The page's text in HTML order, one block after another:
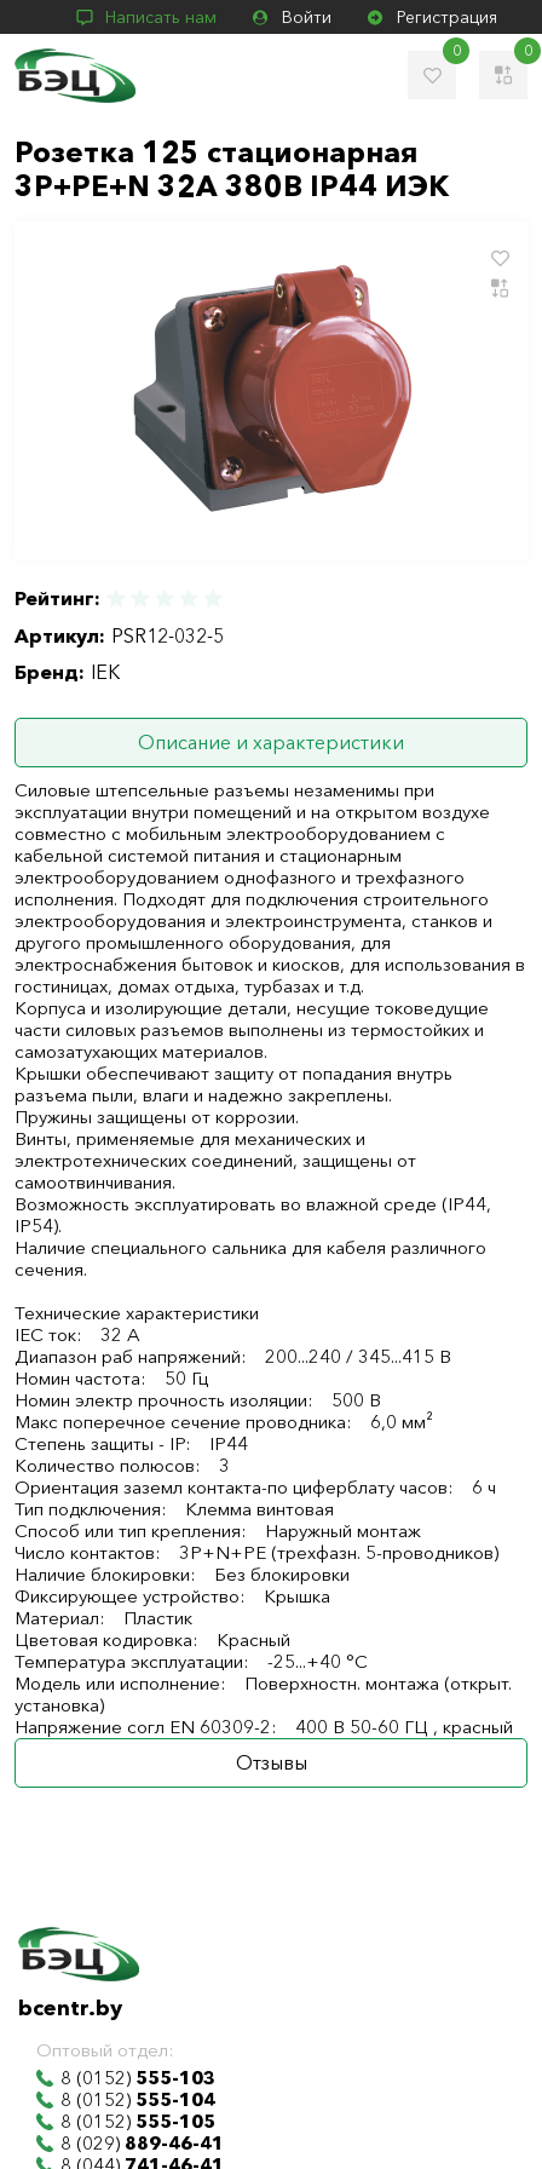
Написать нам Войти Регистрация
0 0
Розетка 125 стационарная
3Р+РЕ+N 32А 380В IP44 ИЭК
Рейтинг:
Артикул: PSR12-032-5
Бренд: IEK
Описание и характеристики
Силовые штепсельные разъемы незаменимы при
эксплуатации внутри помещений и на открытом воздухе
совместно с мобильным электрооборудованием с
кабельной системой питания и стационарным
электрооборудованием однофазного и трехфазного
исполнения. Подходят для подключения строительного
электрооборудования и электроинструмента, станков и
другого промышленного оборудования, для
электроснабжения бытовок и киосков, для использования в
гостиницах, домах отдыха, турбазах и т.д.
Корпуса и изолирующие детали, несущие токоведущие
части силовых разъемов выполнены из термостойких и
самозатухающих материалов.
Крышки обеспечивают защиту от попадания внутрь
разъема пыли, влаги и надежно закреплены.
Пружины защищены от коррозии.
Винты, применяемые для механических и
электротехнических соединений, защищены от
самоотвинчивания.
Возможность эксплуатировать во влажной среде (IP44,
IP54).
Наличие специального сальника для кабеля различного
сечения.
Технические характеристики
IEC ток: 32 А
Диапазон раб напряжений: 200...240 / 345...415 В
Номин частота: 50 Гц
Номин электр прочность изоляции: 500 В
Макс поперечное сечение проводника: 6,0 мм²
Степень защиты - IP: IP44
Количество полюсов: 3
Ориентация заземл контакта-по циферблату часов: 6 ч
Тип подключения: Клемма винтовая
Способ или тип крепления: Наружный монтаж
Число контактов: 3P+N+PE (трехфазн. 5-проводников)
Наличие блокировки: Без блокировки
Фиксирующее устройство: Крышка
Материал: Пластик
Цветовая кодировка: Красный
Температура эксплуатации: -25...+40 °C
Модель или исполнение: Поверхностн. монтажа (открыт.
установка)
Напряжение согл EN 60309-2: 400 В 50-60 ГЦ , красный
Отзывы
bcentr.by
Оптовый отдел:
8 (0152) 555-103
8 (0152) 555-104
8 (0152) 555-105
8 (029) 889-46-41